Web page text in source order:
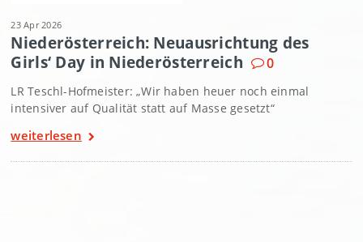
23 Apr 2026
Niederösterreich: Neuausrichtung des
Girls‘ Day in Niederösterreich
0
LR Teschl-Hofmeister: „Wir haben heuer noch einmal
intensiver auf Qualität statt auf Masse gesetzt“
weiterlesen